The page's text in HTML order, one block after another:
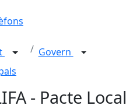
Govern
- Pacte Local